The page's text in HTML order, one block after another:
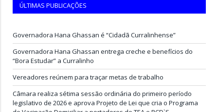
ÚLTIMAS PUBLICAÇÕES
Governadora Hana Ghassan é “Cidadã Curralinhense”
Governadora Hana Ghassan entrega creche e benefícios do
“Bora Estudar” a Curralinho
Vereadores reúnem para traçar metas de trabalho
Câmara realiza sétima sessão ordinária do primeiro período
legislativo de 2026 e aprova Projeto de Lei que cria o Programa